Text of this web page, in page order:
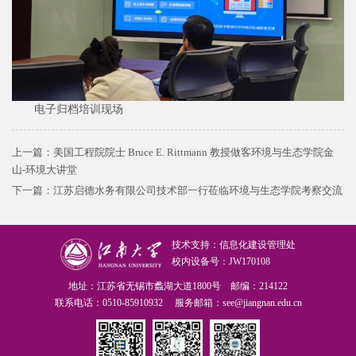
电子归档培训现场
上一篇： 美国工程院院士 Bruce E. Rittmann 教授做客环境与生态学院金
山-环境大讲堂
下一篇： 江苏启德水务有限公司技术部一行莅临环境与生态学院考察交流
技术支持：信息化建设管理处
校内设备号：JW170108
地址：江苏省无锡市蠡湖大道1800号 邮编：214122
联系电话：0510-85910932 服务邮箱：see@jiangnan.edu.cn